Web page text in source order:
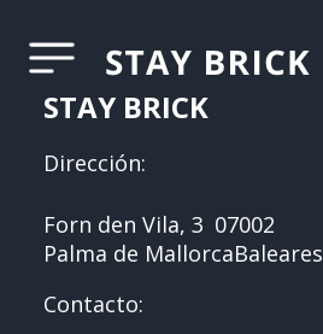
STAY BRICK
Dirección:
Forn den Vila, 3 07002
Palma de MallorcaBaleares
Contacto: